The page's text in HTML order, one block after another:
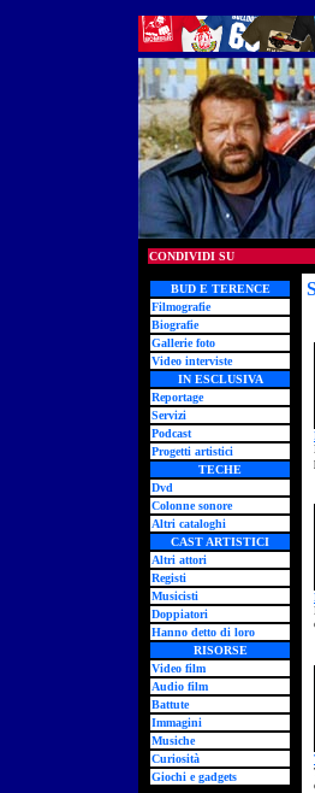
CONDIVIDI SU
BUD E TERENCE
Filmografie
Biografie
Gallerie foto
Video interviste
IN ESCLUSIVA
Reportage
Servizi
Podcast
Progetti artistici
TECHE
Dvd
Colonne sonore
Altri cataloghi
CAST ARTISTICI
Altri attori
Registi
Musicisti
Doppiatori
Hanno detto di loro
RISORSE
Video film
Audio film
Battute
Immagini
Musiche
Curiosità
Giochi e gadgets